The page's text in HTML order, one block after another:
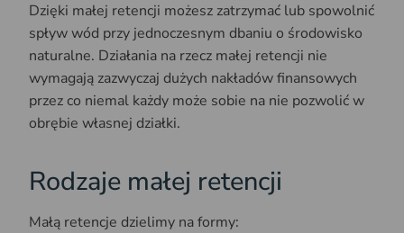
Dzięki małej retencji możesz zatrzymać lub spowolnić
spływ wód przy jednoczesnym dbaniu o środowisko
naturalne. Działania na rzecz małej retencji nie
wymagają zazwyczaj dużych nakładów finansowych
przez co niemal każdy może sobie na nie pozwolić w
obrębie własnej działki.
Rodzaje małej retencji
Małą retencje dzielimy na formy: